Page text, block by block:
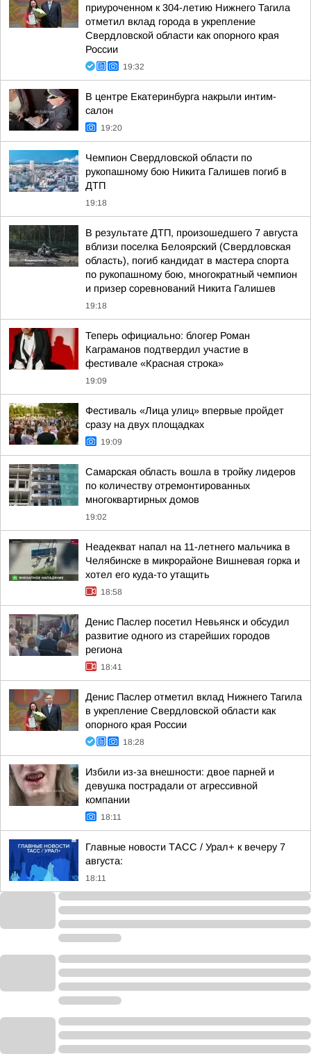
приуроченном к 304-летию Нижнего Тагила
отметил вклад города в укрепление
Свердловской области как опорного края
России
19:32
В центре Екатеринбурга накрыли интим-
салон
19:20
Чемпион Свердловской области по
рукопашному бою Никита Галишев погиб в
ДТП
19:18
В результате ДТП, произошедшего 7 августа
вблизи поселка Белоярский (Свердловская
область), погиб кандидат в мастера спорта
по рукопашному бою, многократный чемпион
и призер соревнований Никита Галишев
19:18
Теперь официально: блогер Роман
Каграманов подтвердил участие в
фестивале «Красная строка»
19:09
Фестиваль «Лица улиц» впервые пройдет
сразу на двух площадках
19:09
Самарская область вошла в тройку лидеров
по количеству отремонтированных
многоквартирных домов
19:02
Неадекват напал на 11-летнего мальчика в
Челябинске в микрорайоне Вишневая горка и
хотел его куда-то утащить
18:58
Денис Паслер посетил Невьянск и обсудил
развитие одного из старейших городов
региона
18:41
Денис Паслер отметил вклад Нижнего Тагила
в укрепление Свердловской области как
опорного края России
18:28
Избили из-за внешности: двое парней и
девушка пострадали от агрессивной
компании
18:11
Главные новости ТАСС / Урал+ к вечеру 7
августа:
18:11